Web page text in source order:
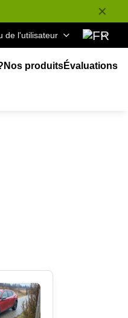
✕
de l'utilisateur
Nos produitsÉvaluations